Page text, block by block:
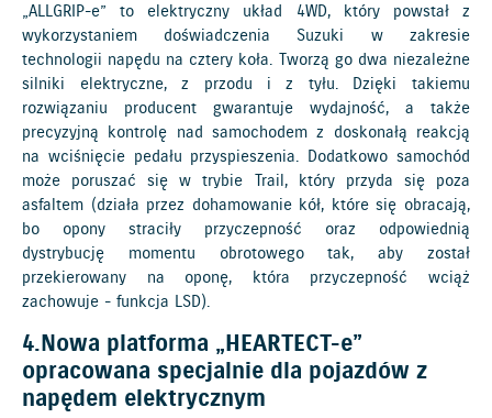
„ALLGRIP-e” to elektryczny układ 4WD, który powstał z
wykorzystaniem doświadczenia Suzuki w zakresie
technologii napędu na cztery koła. Tworzą go dwa niezależne
silniki elektryczne, z przodu i z tyłu. Dzięki takiemu
rozwiązaniu producent gwarantuje wydajność, a także
precyzyjną kontrolę nad samochodem z doskonałą reakcją
na wciśnięcie pedału przyspieszenia. Dodatkowo samochód
może poruszać się w trybie Trail, który przyda się poza
asfaltem (działa przez dohamowanie kół, które się obracają,
bo opony straciły przyczepność oraz odpowiednią
dystrybucję momentu obrotowego tak, aby został
przekierowany na oponę, która przyczepność wciąż
zachowuje - funkcja LSD).
4.Nowa platforma „HEARTECT-e”
opracowana specjalnie dla pojazdów z
napędem elektrycznym